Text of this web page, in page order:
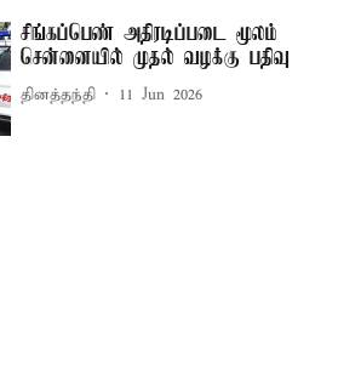
சிங்கப்பெண் அதிரடிப்படை மூலம்
சென்னையில் முதல் வழக்கு பதிவு
தினத்தந்தி 11 Jun 2026